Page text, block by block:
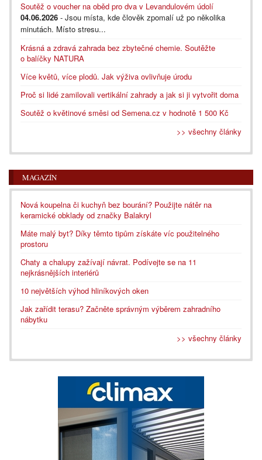
Soutěž o voucher na oběd pro dva v Levandulovém údolí
04.06.2026 - Jsou místa, kde člověk zpomalí už po několika
minutách. Místo stresu...
Krásná a zdravá zahrada bez zbytečné chemie. Soutěžte
o balíčky NATURA
Více květů, více plodů. Jak výživa ovlivňuje úrodu
Proč si lidé zamilovali vertikální zahrady a jak si ji vytvořit doma
Soutěž o květinové směsi od Semena.cz v hodnotě 1 500 Kč
>> všechny články
MAGAZÍN
Nová koupelna či kuchyň bez bourání? Použijte nátěr na
keramické obklady od značky Balakryl
Máte malý byt? Díky těmto tipům získáte víc použitelného
prostoru
Chaty a chalupy zažívají návrat. Podívejte se na 11
nejkrásnějších interiérů
10 největších výhod hliníkových oken
Jak zařídit terasu? Začněte správným výběrem zahradního
nábytku
>> všechny články